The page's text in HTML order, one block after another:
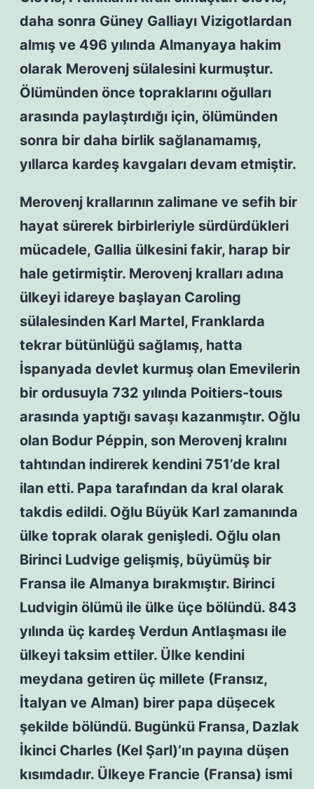
daha sonra Güney Galliayı Vizigotlardan
almış ve 496 yılında Almanyaya hakim
olarak Merovenj sülalesini kurmuştur.
Ölümünden önce topraklarını oğulları
arasında paylaştırdığı için, ölümünden
sonra bir daha birlik sağlanamamış,
yıllarca kardeş kavgaları devam etmiştir.
Merovenj krallarının zalimane ve sefih bir
hayat sürerek birbirleriyle sürdürdükleri
mücadele, Gallia ülkesini fakir, harap bir
hale getirmiştir. Merovenj kralları adına
ülkeyi idareye başlayan Caroling
sülalesinden Karl Martel, Franklarda
tekrar bütünlüğü sağlamış, hatta
İspanyada devlet kurmuş olan Emevilerin
bir ordusuyla 732 yılında Poitiers-touıs
arasında yaptığı savaşı kazanmıştır. Oğlu
olan Bodur Péppin, son Merovenj kralını
tahtından indirerek kendini 751’de kral
ilan etti. Papa tarafından da kral olarak
takdis edildi. Oğlu Büyük Karl zamanında
ülke toprak olarak genişledi. Oğlu olan
Birinci Ludvige gelişmiş, büyümüş bir
Fransa ile Almanya bırakmıştır. Birinci
Ludvigin ölümü ile ülke üçe bölündü. 843
yılında üç kardeş Verdun Antlaşması ile
ülkeyi taksim ettiler. Ülke kendini
meydana getiren üç millete (Fransız,
İtalyan ve Alman) birer papa düşecek
şekilde bölündü. Bugünkü Fransa, Dazlak
İkinci Charles (Kel Şarl)’ın payına düşen
kısımdadır. Ülkeye Francie (Fransa) ismi